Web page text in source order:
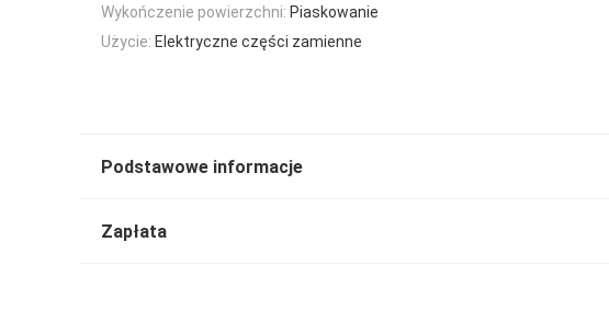
Wykończenie powierzchni: Piaskowanie
Użycie: Elektryczne części zamienne
Podstawowe informacje
Zapłata